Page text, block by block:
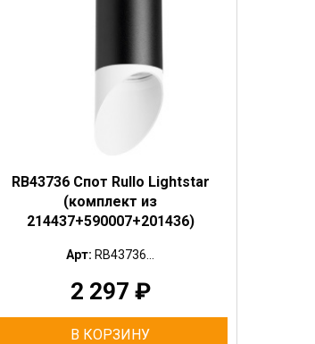
RB43736 Спот Rullo Lightstar
(комплект из
214437+590007+201436)
Арт: RB43736...
2 297 ₽
В КОРЗИНУ